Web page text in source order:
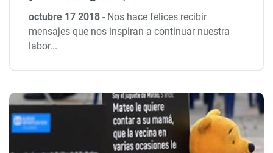
octubre 17 2018- Nos hace felices recibir
mensajes que nos inspiran a continuar nuestra
labor...